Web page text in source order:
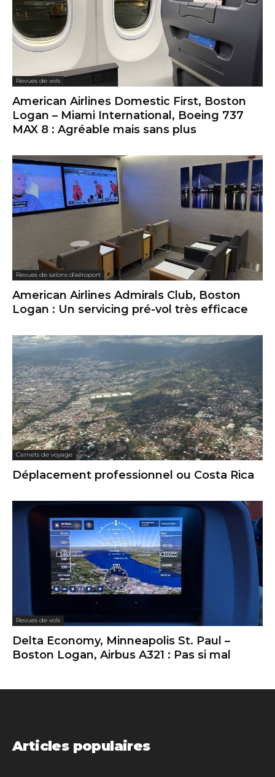
Revues de vols
American Airlines Domestic First, Boston
Logan – Miami International, Boeing 737
MAX 8 : Agréable mais sans plus
Revues de salons d'aéroport
American Airlines Admirals Club, Boston
Logan : Un servicing pré-vol très efficace
Carnets de voyage
Déplacement professionnel ou Costa Rica
Revues de vols
Delta Economy, Minneapolis St. Paul –
Boston Logan, Airbus A321 : Pas si mal
Articles populaires